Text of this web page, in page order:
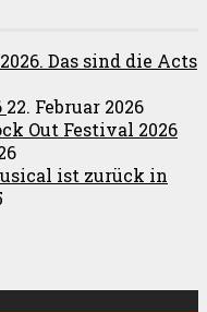
Das sind die Acts
22. Februar 2026
Out Festival 2026
ist zurück in